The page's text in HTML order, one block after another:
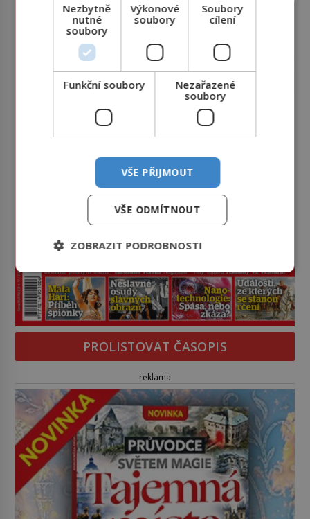
PROLISTOVAT ČASOPIS
reklama
Nezbytně
nutné
soubory
Výkonové
soubory
Soubory
cílení
Funkční soubory
Nezařazené
soubory
VŠE PŘIJMOUT
VŠE ODMÍTNOUT
ZOBRAZIT PODROBNOSTI